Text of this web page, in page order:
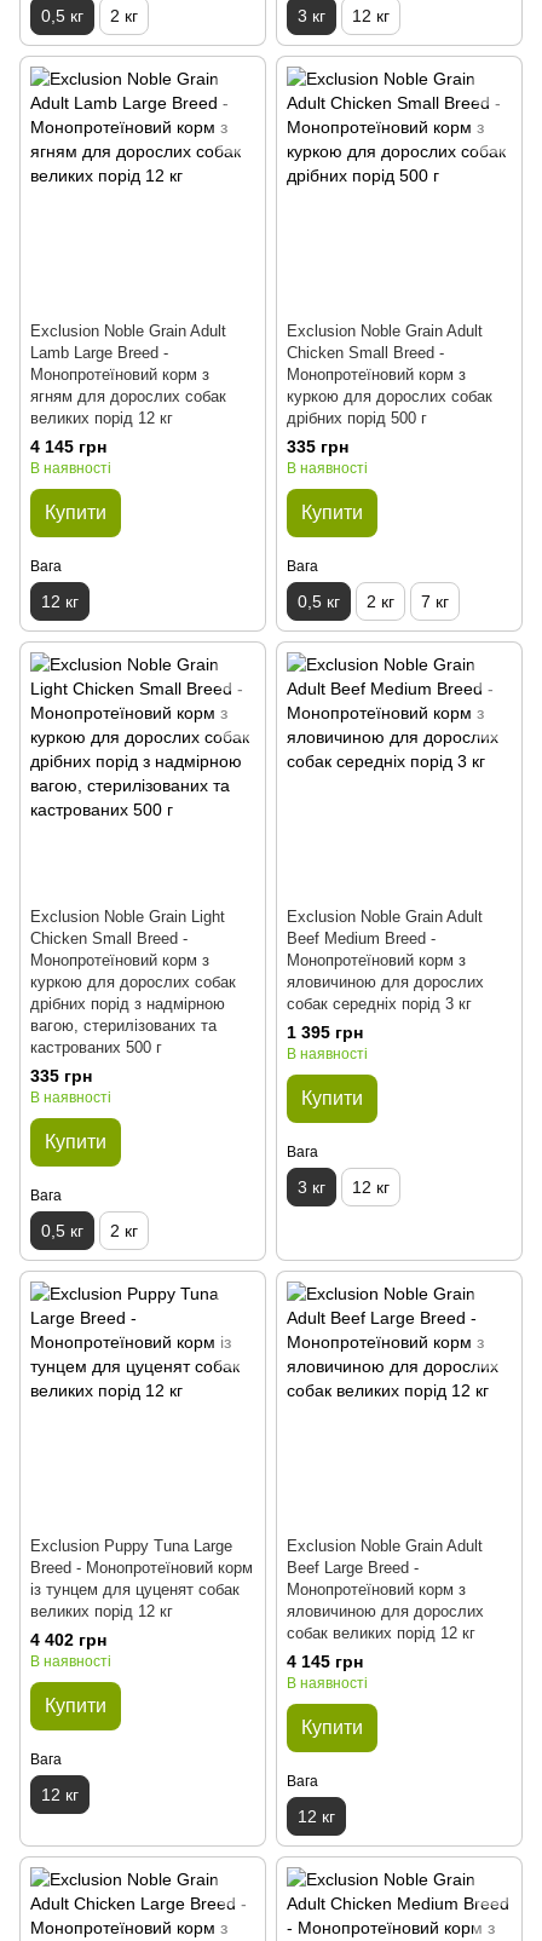
0,5 кг 2 кг 3 кг 12 кг
Exclusion Noble Grain Adult
Lamb Large Breed -
Монопротеїновий корм з
ягням для дорослих собак
великих порід 12 кг
4 145 грн
В наявності
Купити
Вага
12 кг
Exclusion Noble Grain Adult
Chicken Small Breed -
Монопротеїновий корм з
куркою для дорослих собак
дрібних порід 500 г
335 грн
В наявності
Купити
Вага
0,5 кг 2 кг 7 кг
Exclusion Noble Grain Light
Chiсken Small Breed -
Монопротеїновий корм з
куркою для дорослих собак
дрібних порід з надмірною
вагою, стерилізованих та
кастрованих 500 г
335 грн
В наявності
Купити
Вага
0,5 кг 2 кг
Exclusion Noble Grain Adult
Beef Medium Breed -
Монопротеїновий корм з
яловичиною для дорослих
собак середніх порід 3 кг
1 395 грн
В наявності
Купити
Вага
3 кг 12 кг
Exclusion Puppy Tuna Large
Breed - Монопротеїновий корм
із тунцем для цуценят собак
великих порід 12 кг
4 402 грн
В наявності
Купити
Вага
12 кг
Exclusion Noble Grain Adult
Beef Large Breed -
Монопротеїновий корм з
яловичиною для дорослих
собак великих порід 12 кг
4 145 грн
В наявності
Купити
Вага
12 кг